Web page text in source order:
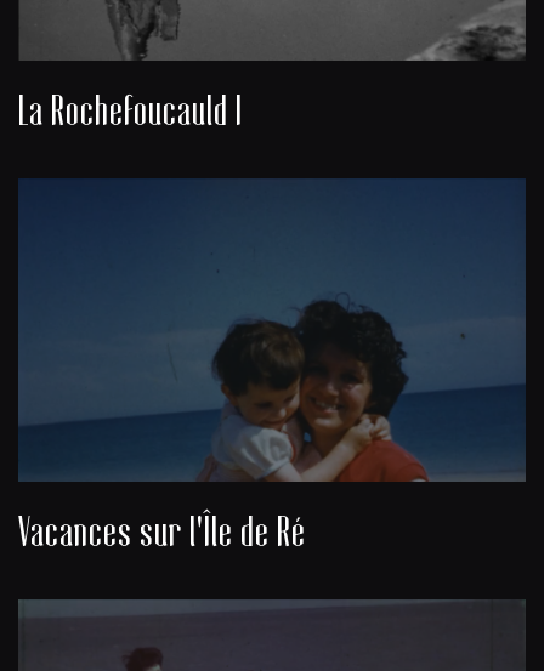
La Rochefoucauld I
Vacances sur l'Île de Ré